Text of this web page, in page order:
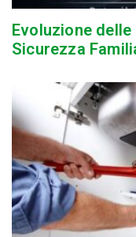
Evoluzione
Sicurezza